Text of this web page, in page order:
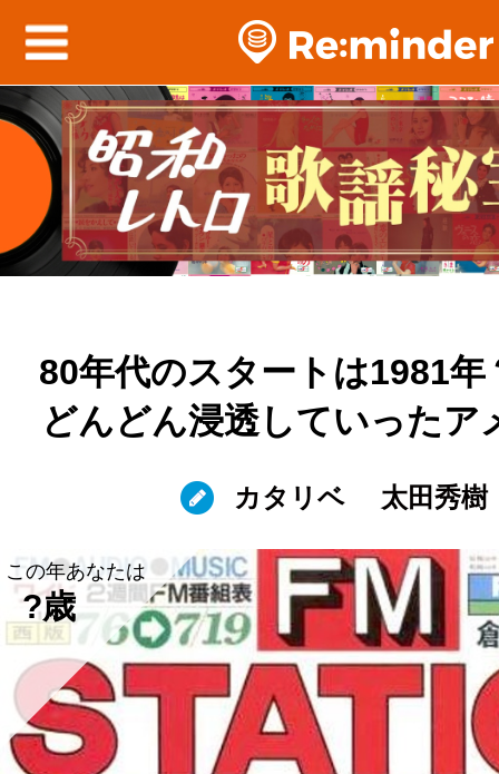
80年代のスタートは1981年
どんどん浸透していった
カタリベ 太田秀樹
この年あなたは
?歳